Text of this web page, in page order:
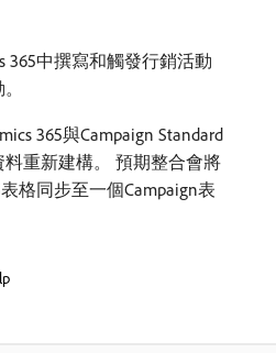
365中撰寫和觸發行銷活動
365與Campaign Standard
重新建構。 預期整合會將
格同步至一個Campaign表